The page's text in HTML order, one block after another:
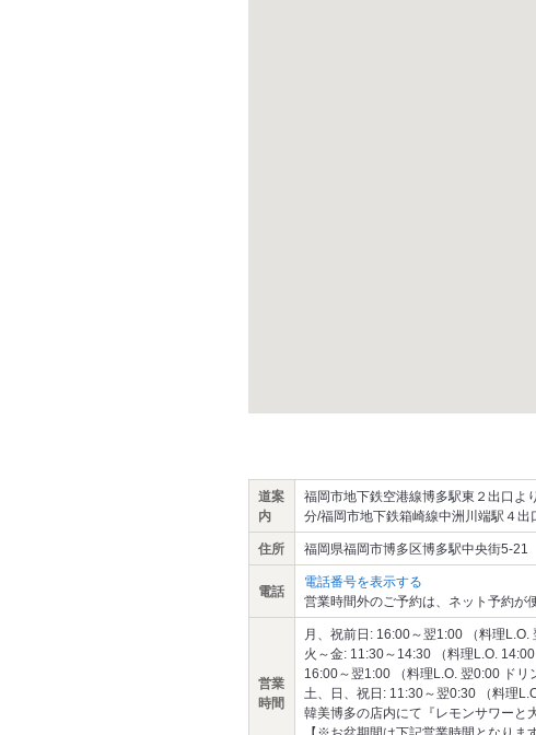
道案
内
福岡市地下鉄空港線博多駅東２出口よ
分/福岡市地下鉄箱崎線中洲川端駅４出
住所 福岡県福岡市博多区博多駅中央街5-
電話
電話番号を表示する
営業時間外のご予約は、ネット予約が
営業
時間
月、祝前日: 16:00～翌1:00 （料理L.O.
火～金: 11:30～14:30 （料理L.O. 14:00
16:00～翌1:00 （料理L.O. 翌0:00 ドリ
土、日、祝日: 11:30～翌0:30 （料理
韓美博多の店内にて『レモンサワーと